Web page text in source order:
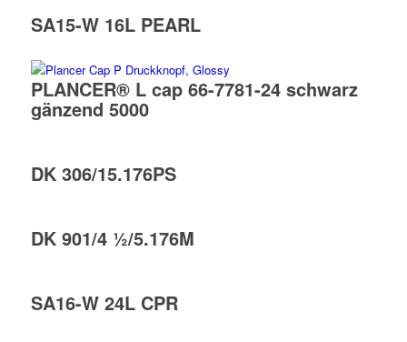
SA15-W 16L PEARL
PLANCER® L cap 66-7781-24 schwarz
gänzend 5000
DK 306/15.176PS
DK 901/4 ½/5.176M
SA16-W 24L CPR